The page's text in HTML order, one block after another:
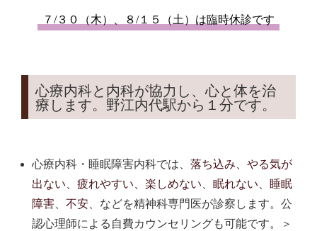
７/３０（木）、８/１５（土）は臨時休診です
心療内科と内科が協力し、心と体を治
療します。野江内代駅から１分です。
心療内科・睡眠障害内科では、 落ち込み、やる気が
出ない、疲れやすい、楽しめない
眠れない、睡眠
障害
不安 、などを精神科専門医が診察します。公
認心理師による自費カウンセリングも可能です。＞